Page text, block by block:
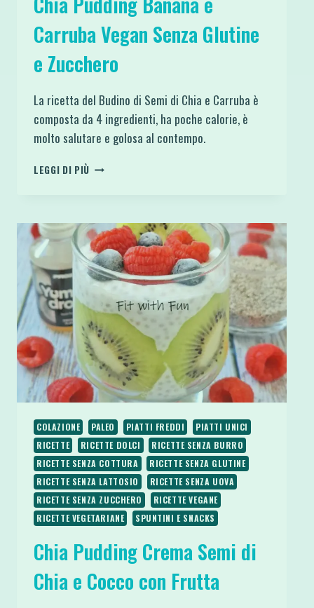
Carruba Vegan Senza Glutine
e Zucchero
La ricetta del Budino di Semi di Chia e Carruba è
composta da 4 ingredienti, ha poche calorie, è
molto salutare e golosa al contempo.
LEGGI DI PIÙ CHIA
CARRUBA
VEGAN
SENZA
GLUTINE
E
ZUCCHERO
COLAZIONE PALEO PIATTI FREDDI
PIATTI UNICI
RICETTE
RICETTE DOLCI
RICETTE SENZA BURRO
RICETTE SENZA COTTURA
RICETTE SENZA GLUTINE
RICETTE SENZA LATTOSIO
RICETTE SENZA UOVA
RICETTE SENZA ZUCCHERO
RICETTE VEGANE
RICETTE VEGETARIANE
SPUNTINI E SNACKS
Chia Pudding Crema Semi di
Chia e Cocco con Frutta